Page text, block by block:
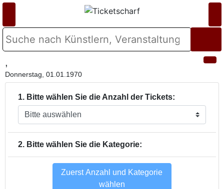
,
Donnerstag, 01.01.1970
1. Bitte wählen Sie die Anzahl der Tickets:
2. Bitte wählen Sie die Kategorie:
Zuerst Anzahl und Kategorie
wählen